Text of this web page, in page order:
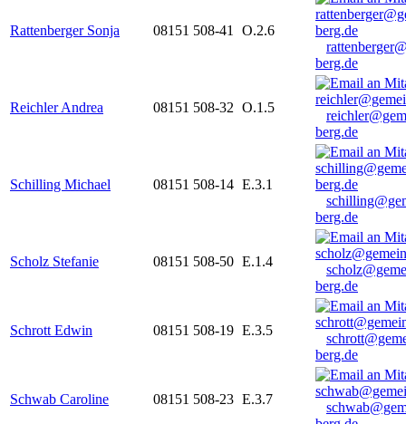
Rattenberger Sonja 08151 508-41
O.2.6
berg.de
Reichler Andrea 08151 508-32 O.1.5
berg.de
Schilling Michael 08151 508-14 E.3.1
berg.de
Scholz Stefanie 08151 508-50 E.1.4
berg.de
Schrott Edwin 08151 508-19 E.3.5
berg.de
Schwab Caroline 08151 508-23 E.3.7